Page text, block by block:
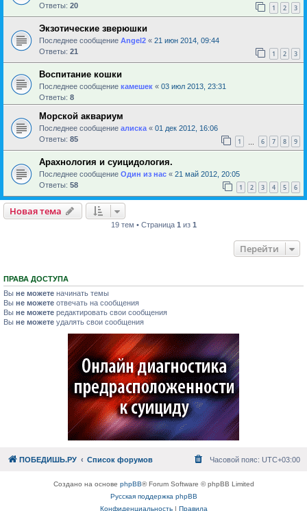
Ответы: 20 1 2 3
Экзотические зверюшки
Последнее сообщение Angel2 « 21 июн 2014, 09:44
Ответы: 21 1 2 3
Воспитание кошки
Последнее сообщение камешек « 03 июл 2013, 23:31
Ответы: 8
Морской аквариум
Последнее сообщение алиска « 01 дек 2012, 16:06
Ответы: 85 1 6 7 8 9
Арахнология и суицидология.
Последнее сообщение Один из нас « 21 май 2012, 20:05
Ответы: 58 1 2 3 4 5 6
Новая тема
19 тем • Страница 1 из 1
Перейти
ПРАВА ДОСТУПА
Вы не можете начинать темы
Вы не можете отвечать на сообщения
Вы не можете редактировать свои сообщения
Вы не можете удалять свои сообщения
ПОБЕДИШЬ.РУ Список форумов Часовой пояс: UTC+03:00
Создано на основе phpBB® Forum Software © phpBB Limited
Русская поддержка phpBB
Конфиденциальность| Правила